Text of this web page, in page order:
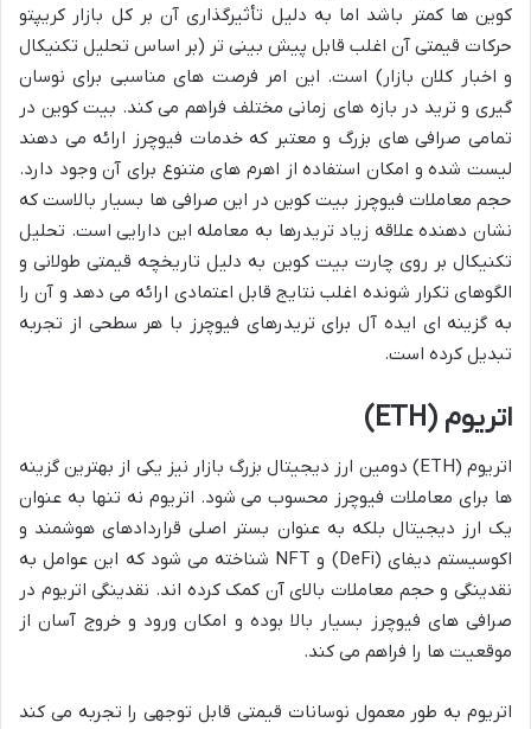
کوین ها کمتر باشد اما به دلیل تأثیرگذاری آن بر کل بازار کریپتو
حرکات قیمتی آن اغلب قابل پیش بینی تر (بر اساس تحلیل تکنیکال
و اخبار کلان بازار) است. این امر فرصت های مناسبی برای نوسان
گیری و ترید در بازه های زمانی مختلف فراهم می کند. بیت کوین در
تمامی صرافی های بزرگ و معتبر که خدمات فیوچرز ارائه می دهند
لیست شده و امکان استفاده از اهرم های متنوع برای آن وجود دارد.
حجم معاملات فیوچرز بیت کوین در این صرافی ها بسیار بالاست که
نشان دهنده علاقه زیاد تریدرها به معامله این دارایی است. تحلیل
تکنیکال بر روی چارت بیت کوین به دلیل تاریخچه قیمتی طولانی و
الگوهای تکرار شونده اغلب نتایج قابل اعتمادی ارائه می دهد و آن را
به گزینه ای ایده آل برای تریدرهای فیوچرز با هر سطحی از تجربه
تبدیل کرده است.
اتریوم (ETH)
اتریوم (ETH) دومین ارز دیجیتال بزرگ بازار نیز یکی از بهترین گزینه
ها برای معاملات فیوچرز محسوب می شود. اتریوم نه تنها به عنوان
یک ارز دیجیتال بلکه به عنوان بستر اصلی قراردادهای هوشمند و
اکوسیستم دیفای (DeFi) و NFT شناخته می شود که این عوامل به
نقدینگی و حجم معاملات بالای آن کمک کرده اند. نقدینگی اتریوم در
صرافی های فیوچرز بسیار بالا بوده و امکان ورود و خروج آسان از
موقعیت ها را فراهم می کند.
اتریوم به طور معمول نوسانات قیمتی قابل توجهی را تجربه می کند